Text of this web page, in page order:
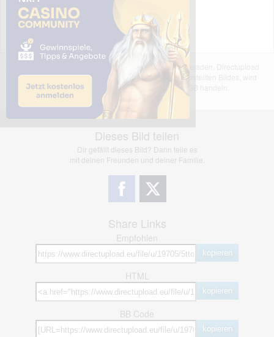
Das dargestellte Bild wurde von einem Nutzer hochgeladen. Directupload
übernimmt keinerlei Haftung für den Inhalt des dargestellten Bildes, wird
jedoch bei Verstößen nach §2(3) unserer AGB handeln.
Dieses Bild teilen
Dir gefällt dieses Bild? Dann teile es
mit deinen Freunden und deiner Familie.
Share Links
Empfohlen
kopieren
HTML
kopieren
BB Code
kopieren